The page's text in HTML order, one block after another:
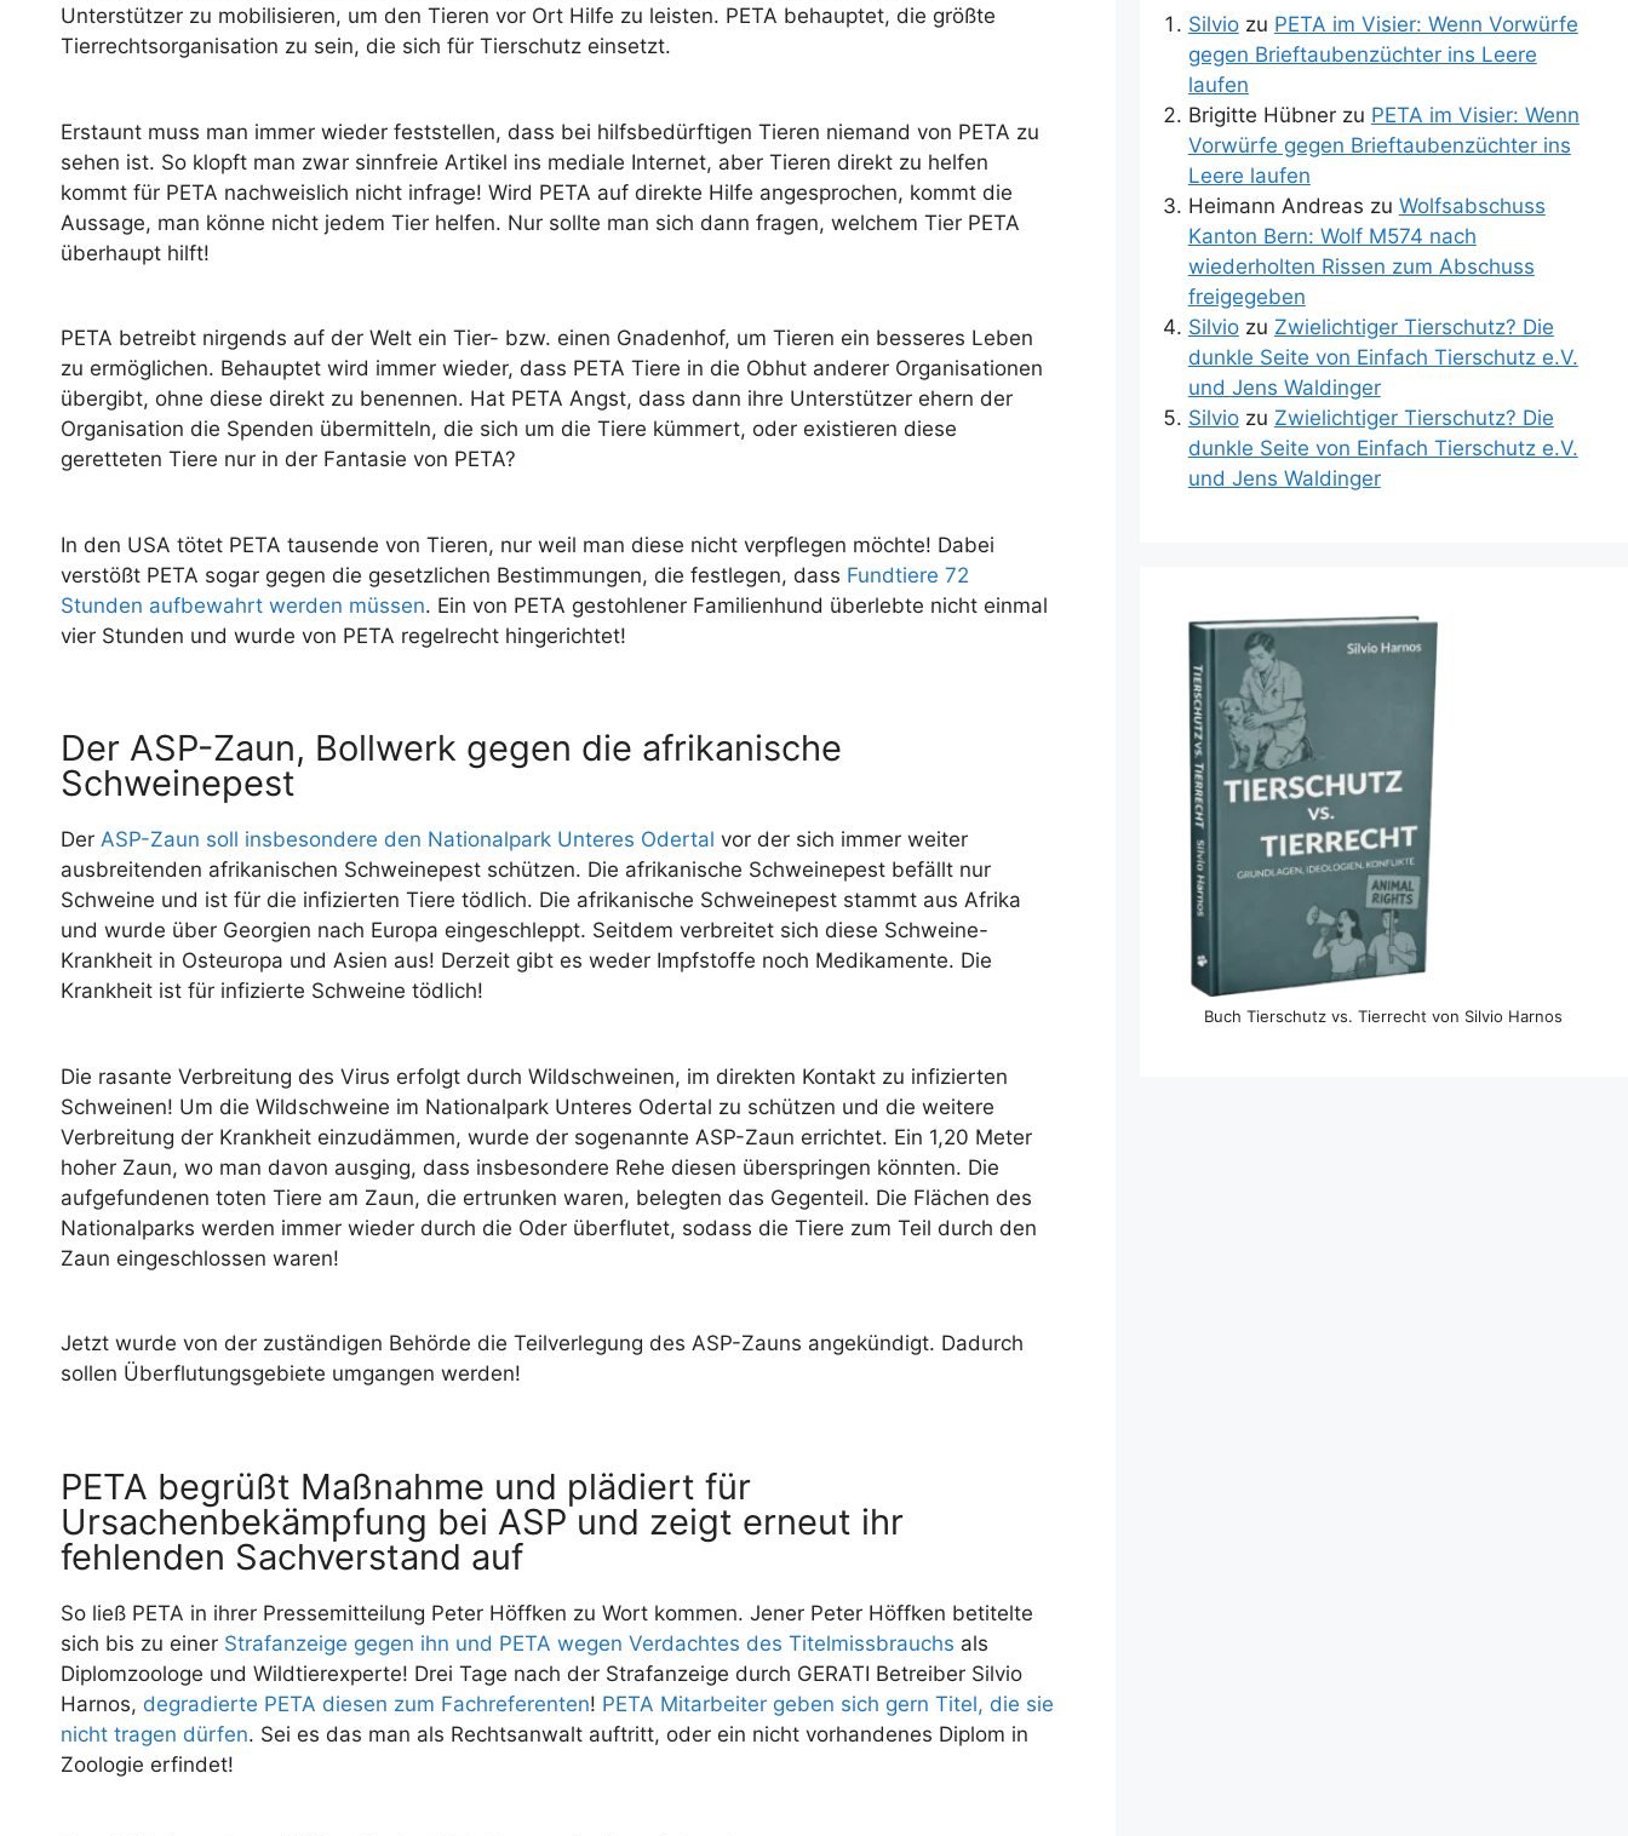
Unterstützer zu mobilisieren, um den Tieren vor Ort Hilfe zu leisten. PETA behauptet, die größte
Tierrechtsorganisation zu sein, die sich für Tierschutz einsetzt.
Erstaunt muss man immer wieder feststellen, dass bei hilfsbedürftigen Tieren niemand von PETA zu
sehen ist. So klopft man zwar sinnfreie Artikel ins mediale Internet, aber Tieren direkt zu helfen
kommt für PETA nachweislich nicht infrage! Wird PETA auf direkte Hilfe angesprochen, kommt die
Aussage, man könne nicht jedem Tier helfen. Nur sollte man sich dann fragen, welchem Tier PETA
überhaupt hilft!
PETA betreibt nirgends auf der Welt ein Tier- bzw. einen Gnadenhof, um Tieren ein besseres Leben
zu ermöglichen. Behauptet wird immer wieder, dass PETA Tiere in die Obhut anderer Organisationen
übergibt, ohne diese direkt zu benennen. Hat PETA Angst, dass dann ihre Unterstützer ehern der
Organisation die Spenden übermitteln, die sich um die Tiere kümmert, oder existieren diese
geretteten Tiere nur in der Fantasie von PETA?
In den USA tötet PETA tausende von Tieren, nur weil man diese nicht verpflegen möchte! Dabei
verstößt PETA sogar gegen die gesetzlichen Bestimmungen, die festlegen, dass Fundtiere 72
Stunden aufbewahrt werden müssen. Ein von PETA gestohlener Familienhund überlebte nicht einmal
vier Stunden und wurde von PETA regelrecht hingerichtet!
Der ASP-Zaun, Bollwerk gegen die afrikanische
Schweinepest
Der ASP-Zaun soll insbesondere den Nationalpark Unteres Odertal vor der sich immer weiter
ausbreitenden afrikanischen Schweinepest schützen. Die afrikanische Schweinepest befällt nur
Schweine und ist für die infizierten Tiere tödlich. Die afrikanische Schweinepest stammt aus Afrika
und wurde über Georgien nach Europa eingeschleppt. Seitdem verbreitet sich diese Schweine-
Krankheit in Osteuropa und Asien aus! Derzeit gibt es weder Impfstoffe noch Medikamente. Die
Krankheit ist für infizierte Schweine tödlich!
Die rasante Verbreitung des Virus erfolgt durch Wildschweinen, im direkten Kontakt zu infizierten
Schweinen! Um die Wildschweine im Nationalpark Unteres Odertal zu schützen und die weitere
Verbreitung der Krankheit einzudämmen, wurde der sogenannte ASP-Zaun errichtet. Ein 1,20 Meter
hoher Zaun, wo man davon ausging, dass insbesondere Rehe diesen überspringen könnten. Die
aufgefundenen toten Tiere am Zaun, die ertrunken waren, belegten das Gegenteil. Die Flächen des
Nationalparks werden immer wieder durch die Oder überflutet, sodass die Tiere zum Teil durch den
Zaun eingeschlossen waren!
Jetzt wurde von der zuständigen Behörde die Teilverlegung des ASP-Zauns angekündigt. Dadurch
sollen Überflutungsgebiete umgangen werden!
PETA begrüßt Maßnahme und plädiert für
Ursachenbekämpfung bei ASP und zeigt erneut ihr
fehlenden Sachverstand auf
So ließ PETA in ihrer Pressemitteilung Peter Höffken zu Wort kommen. Jener Peter Höffken betitelte
sich bis zu einer Strafanzeige gegen ihn und PETA wegen Verdachtes des Titelmissbrauchs als
Diplomzoologe und Wildtierexperte! Drei Tage nach der Strafanzeige durch GERATI Betreiber Silvio
Harnos, degradierte PETA diesen zum Fachreferenten! PETA Mitarbeiter geben sich gern Titel, die sie
nicht tragen dürfen. Sei es das man als Rechtsanwalt auftritt, oder ein nicht vorhandenes Diplom in
Zoologie erfindet!
Silviozu PETA im Visier: Wenn Vorwürfe
gegen Brieftaubenzüchter ins Leere
laufen
Brigitte Hübnerzu PETA im Visier: Wenn
Vorwürfe gegen Brieftaubenzüchter ins
Leere laufen
Heimann Andreas zu Wolfsabschuss
Kanton Bern: Wolf M574 nach
wiederholten Rissen zum Abschuss
freigegeben
Silviozu Zwielichtiger Tierschutz? Die
dunkle Seite von Einfach Tierschutz e.V.
und Jens Waldinger
Silviozu Zwielichtiger Tierschutz? Die
dunkle Seite von Einfach Tierschutz e.V.
und Jens Waldinger
Buch Tierschutz vs. Tierrecht von Silvio Harnos